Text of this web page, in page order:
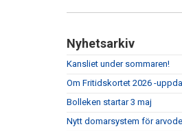
Nyhetsarkiv
Kansliet under sommaren!
Om Fritidskortet 2026 -
Bolleken startar 3 maj
Nytt domarsystem för